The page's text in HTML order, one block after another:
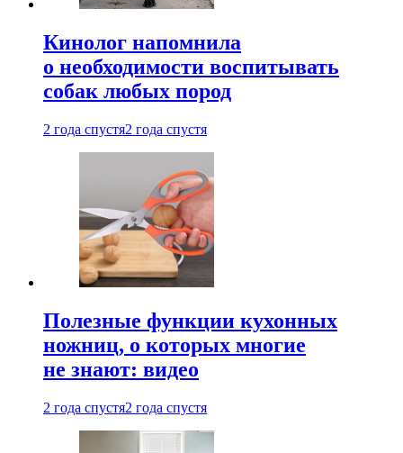
Кинолог напомнила
о необходимости воспитывать
собак любых пород
2 года спустя2 года спустя
Полезные функции кухонных
ножниц, о которых многие
не знают: видео
2 года спустя2 года спустя